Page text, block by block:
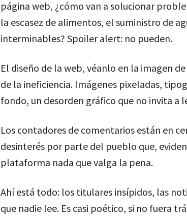
página web, ¿cómo van a solucionar
la escasez de alimentos, el suministro de
interminables? Spoiler alert: no pueden.
El diseño de la web, véanlo en la imagen
de la ineficiencia. Imágenes pixeladas,
fondo, un desorden gráfico que no invita a
Los contadores de comentarios están en
desinterés por parte del pueblo que,
plataforma nada que valga la pena.
Ahí está todo: los titulares insípidos, las
que nadie lee. Es casi poético, si no fuera